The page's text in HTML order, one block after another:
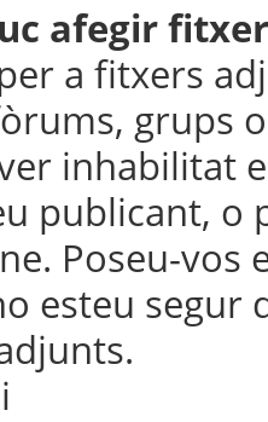
afegir
a fitxers
grups
inhabilitat
publicant,
Poseu-vos
esteu segur